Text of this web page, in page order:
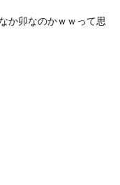
か卯なのかｗｗって思